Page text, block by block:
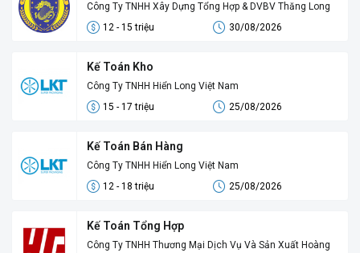
Công Ty TNHH Xây Dựng Tổng Hợp & DVBV Thăng Long
12 - 15 triệu
30/08/2026
Kế Toán Kho
Công Ty TNHH Hiển Long Việt Nam
15 - 17 triệu
25/08/2026
Kế Toán Bán Hàng
Công Ty TNHH Hiển Long Việt Nam
12 - 18 triệu
25/08/2026
Kế Toán Tổng Hợp
Công Ty TNHH Thương Mại Dịch Vụ Và Sản Xuất Hoàng